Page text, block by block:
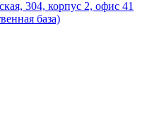
304, корпус 2, офис 41
база)